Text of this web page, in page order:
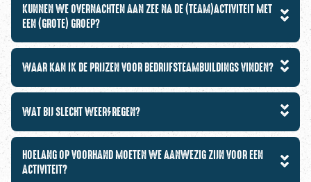
KUNNEN WE OVERNACHTEN AAN ZEE NA DE (TEAM)ACTIVITEIT MET
EEN (GROTE) GROEP?
WAAR KAN IK DE PRIJZEN VOOR BEDRIJFSTEAMBUILDINGS VINDEN?
WAT BIJ SLECHT WEER/REGEN?
HOELANG OP VOORHAND MOETEN WE AANWEZIG ZIJN VOOR EEN
ACTIVITEIT?